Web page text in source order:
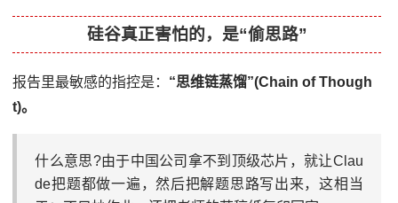
硅谷真正害怕的，是“偷思路”
报告里最敏感的指控是： “思维链蒸馏”(Chain of Though
t)。
什么意思?由于中国公司拿不到顶级芯片，就让Clau
de把题都做一遍，然后把解题思路写出来，这相当